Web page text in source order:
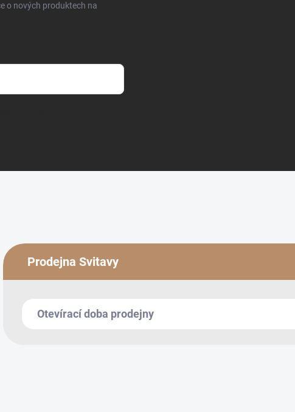
o nových produktech na
Prodejna Svitavy
Otevírací doba prodejny